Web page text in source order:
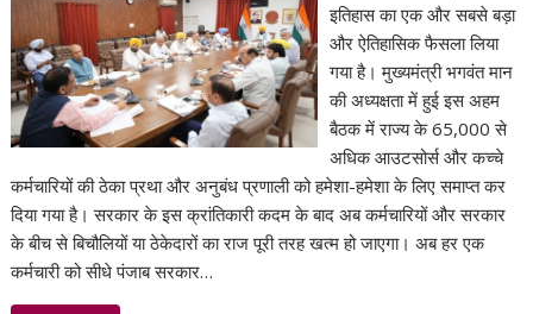
इतिहास का एक और सबसे बड़ा
और ऐतिहासिक फैसला लिया
गया है। मुख्यमंत्री भगवंत मान
की अध्यक्षता में हुई इस अहम
बैठक में राज्य के 65,000 से
अधिक आउटसोर्स और कच्चे
कर्मचारियों की ठेका प्रथा और अनुबंध प्रणाली को हमेशा-हमेशा के लिए समाप्त कर
दिया गया है। सरकार के इस क्रांतिकारी कदम के बाद अब कर्मचारियों और सरकार
के बीच से बिचौलियों या ठेकेदारों का राज पूरी तरह खत्म हो जाएगा। अब हर एक
कर्मचारी को सीधे पंजाब सरकार…